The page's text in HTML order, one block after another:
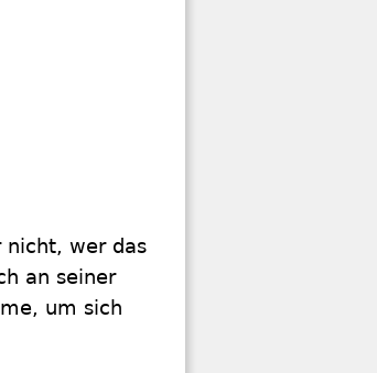
nicht, wer das
an seiner
um sich